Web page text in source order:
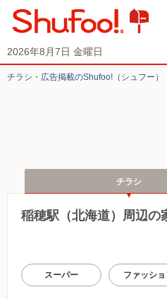
2026年8月7日 金曜日
チラシ・​広告掲載の​Shufoo!​（シュフー）
チラシ
稲穂駅（北海道）周辺の
スーパー ファッシ